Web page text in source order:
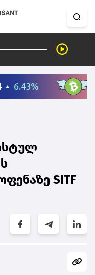
SITF